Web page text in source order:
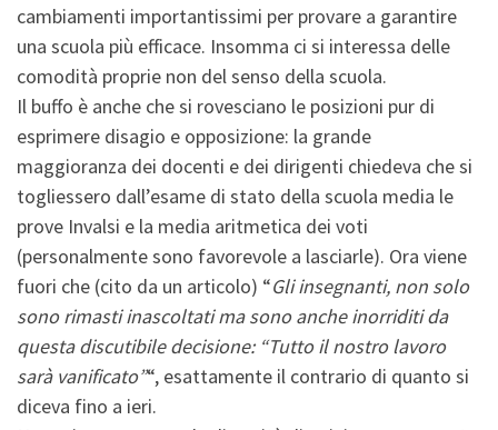
cambiamenti importantissimi per provare a garantire
una scuola più efficace. Insomma ci si interessa delle
comodità proprie non del senso della scuola.
Il buffo è anche che si rovesciano le posizioni pur di
esprimere disagio e opposizione: la grande
maggioranza dei docenti e dei dirigenti chiedeva che si
togliessero dall’esame di stato della scuola media le
prove Invalsi e la media aritmetica dei voti
(personalmente sono favorevole a lasciarle). Ora viene
fuori che (cito da un articolo) “Gli insegnanti, non solo
sono rimasti inascoltati ma sono anche inorriditi da
questa discutibile decisione: “Tutto il nostro lavoro
sarà vanificato”“, esattamente il contrario di quanto si
diceva fino a ieri.